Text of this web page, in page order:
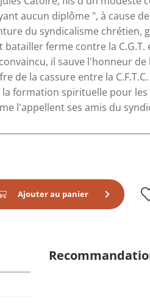
aucun diplôme ", à cause
du syndicalisme chrétien,
ferme contre la
il sauve l'honneur
de la cassure entre la
formation spirituelle pour
l'appellent ses amis du
Ajouter au panier